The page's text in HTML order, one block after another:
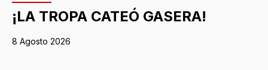
¡LA TROPA CATEÓ GASERA!
8 Agosto 2026